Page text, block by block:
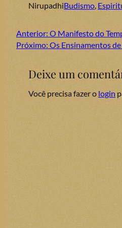
NirupadhiBudismo,
Anterior: O Manifesto do
Próximo:Os Ensinamentos
Deixe um
Você precisa fazer ologin